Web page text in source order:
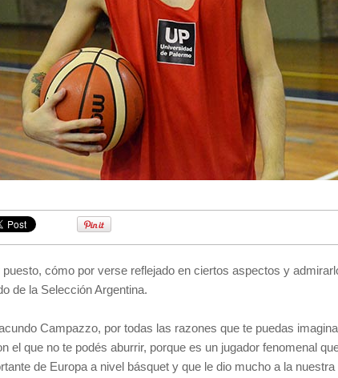
puesto, cómo por verse reflejado en ciertos aspectos y
de la Selección Argentina.
Campazzo, por todas las razones que te puedas
el que no te podés aburrir, porque es un jugador fenomenal
de Europa a nivel básquet y que le dio mucho a la